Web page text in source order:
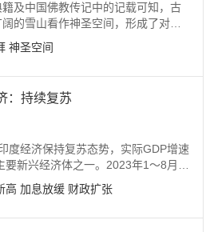
，帕西族群的慈善事业也面临社会信
境。
及中国佛教传记中的记载可知，古
的雪山看作神圣空间，形成了对雪
拜。人们相信，雪山是无热恼的清
生命质量的神奇药草繁衍之处，是
山崇拜的诸多典籍经由西域向东传
后与中国传统的山岳崇拜思想结
神圣空间
：持续复苏
度经济保持复苏态势，实际GDP增速
新兴经济体之一。2023年1～8月，
分点，但在过去的12个月中仍有6个
9月印度失业率为7.1%，创2022年9
高 加息放缓 财政扩张